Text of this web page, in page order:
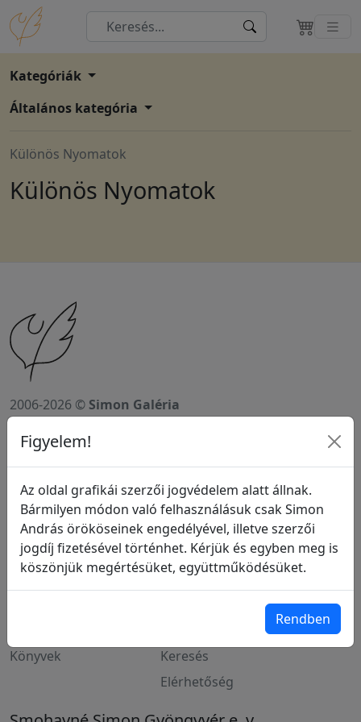
Kategóriák
Általános kategória
Különös Nyomatok
Különös Nyomatok
2006-2026 © Simon Galéria
impresszum|
Menüpontok
Főoldal
Életrajz
Könyvek
Hasznos információk
Sitemap
Aktuális Információk
Felhasználási Lehetőségek
Baráti És Partner Oldalak
Programelőzetes
Keresés
Elérhetőség
Figyelem!
Az oldal grafikái szerzői jogvédelem alatt állnak.
Bármilyen módon való felhasználásuk csak Simon
András örököseinek engedélyével, illetve szerzői
jogdíj fizetésével történhet. Kérjük és egyben meg is
köszönjük megértésüket, együttműködésüket.
Rendben